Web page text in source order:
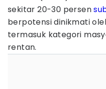
sekitar 20-30 persen
berpotensi dinikmati
termasuk kategori
rentan.